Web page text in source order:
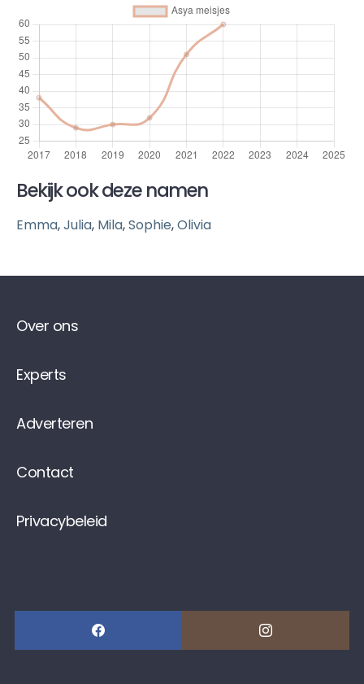
Bekijk ook deze namen
Emma,Julia, Mila,Sophie,Olivia
Over ons
Experts
Adverteren
Contact
Privacybeleid